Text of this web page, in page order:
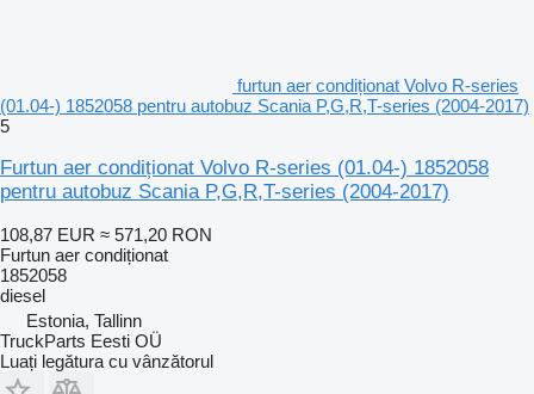
furtun aer condiționat Volvo R-series
(01.04-) 1852058 pentru autobuz Scania P,G,R,T-series (2004-2017)
5
Furtun aer condiționat Volvo R-series (01.04-) 1852058
pentru autobuz Scania P,G,R,T-series (2004-2017)
108,87 EUR ≈ 571,20 RON
Furtun aer condiționat
1852058
diesel
Estonia, Tallinn
TruckParts Eesti OÜ
Luați legătura cu vânzătorul